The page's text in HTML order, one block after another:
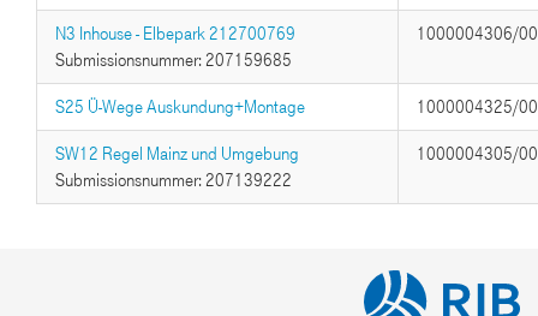
N3 Inhouse - Elbepark 212700769
Submissionsnummer: 207159685
1000004306/
S25 Ü-Wege Auskundung+Montage 1000004325/
SW12 Regel Mainz und Umgebung
Submissionsnummer: 207139222
1000004305/